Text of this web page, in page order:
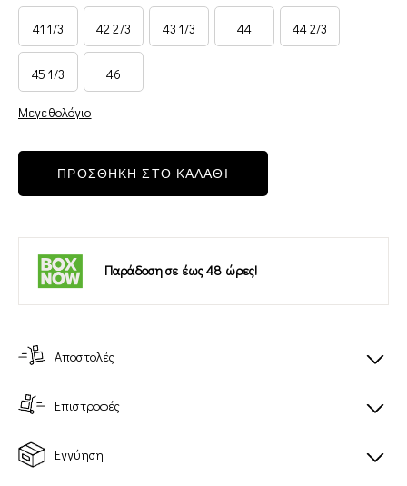
41 1/3 42 2/3 43 1/3 44 44 2/3
45 1/3 46
Μεγεθολόγιο
ΠΡΟΣΘΗΚΗ ΣΤΟ ΚΑΛΑΘΙ
Παράδοση σε έως 48 ώρες!
Αποστολές
Επιστροφές
Εγγύηση